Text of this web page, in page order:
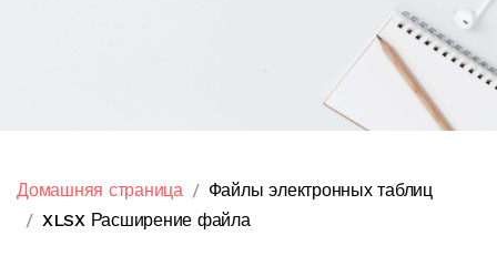
Домашняя страница
Файлы электронных таблиц
XLSX Расширение файла